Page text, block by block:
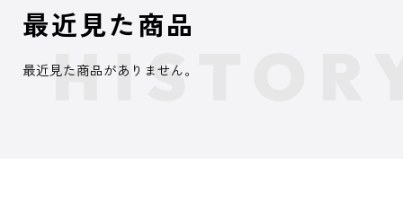
最近見た商品
最近見た商品がありません。